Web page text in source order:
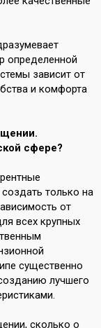
определенной
зависит от
и комфорта
сфере?
только на
от
всех крупных
существенно
лучшего
сколько о